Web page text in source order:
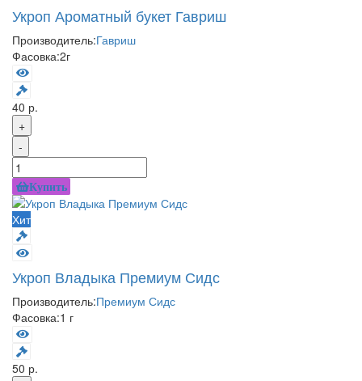
Укроп Ароматный букет Гавриш
Производитель:Гавриш
Фасовка:2г
40 р.
+
-
Купить
Хит
Укроп Владыка Премиум Сидс
Производитель:Премиум Сидс
Фасовка:1 г
50 р.